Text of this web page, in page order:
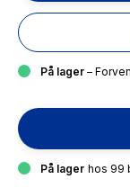
På lager –
På lager hos 99